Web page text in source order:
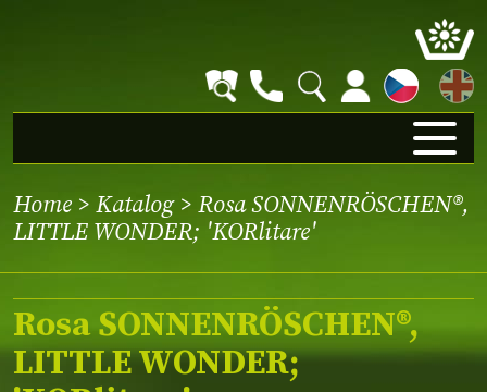
EN
Home > Katalog> Rosa SONNENRÖSCHEN®,
LITTLE WONDER; 'KORlitare'
Rosa SONNENRÖSCHEN®,
LITTLE WONDER;